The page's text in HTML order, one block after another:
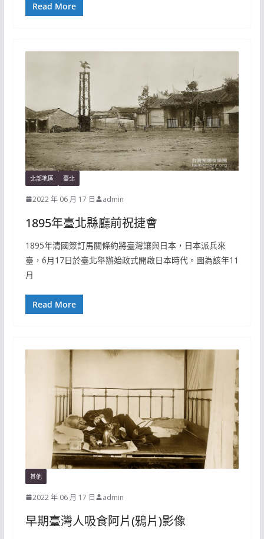
Read More
北部地區 臺北
2022 年 06 月 17 日 admin
1895年臺北縣廳前祝捷會
1895年清國簽訂馬關條約將臺灣讓與日本，日本派兵來
臺，6月17日於臺北舉辦始政式開啟日本時代。圖為該年11
月
Read More
其他
2022 年 06 月 17 日 admin
早期臺灣人吸食阿片(鴉片)影像